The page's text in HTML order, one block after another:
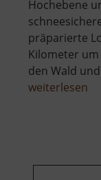
Hochebene
präparierte
Kilometer
den Wald
weiterlesen